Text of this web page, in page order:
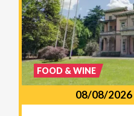
08/08/2026
FOOD & WINE